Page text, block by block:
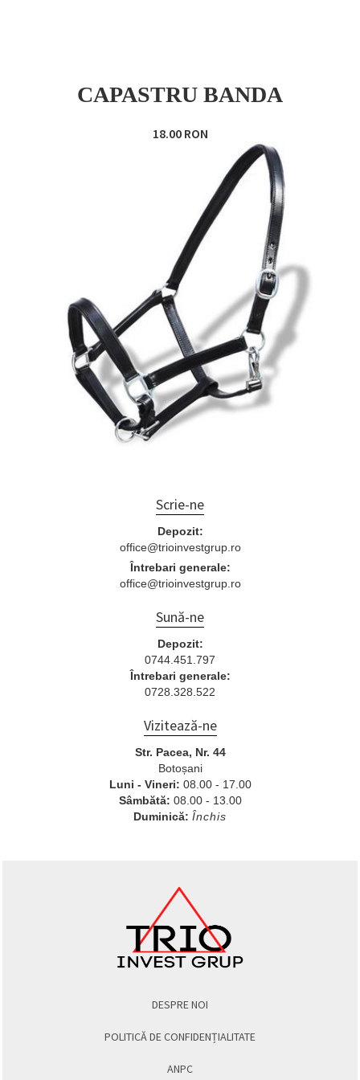
CAPASTRU BANDA
18.00 RON
Scrie-ne
Depozit:
office@trioinvestgrup.ro
Întrebari generale:
office@trioinvestgrup.ro
Sună-ne
Depozit:
0744.451.797
Întrebari generale:
0728.328.522
Vizitează-ne
Str. Pacea, Nr. 44
Botoșani
Luni - Vineri: 08.00 - 17.00
Sâmbătă: 08.00 - 13.00
Duminică: Închis
DESPRE NOI
POLITICĂ DE CONFIDENȚIALITATE
ANPC